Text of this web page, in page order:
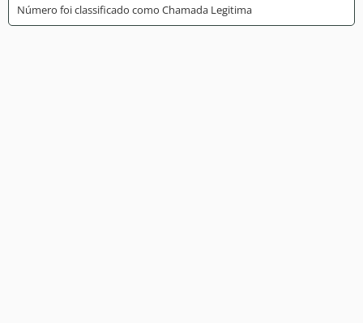
Número foi classificado como Chamada Legitima